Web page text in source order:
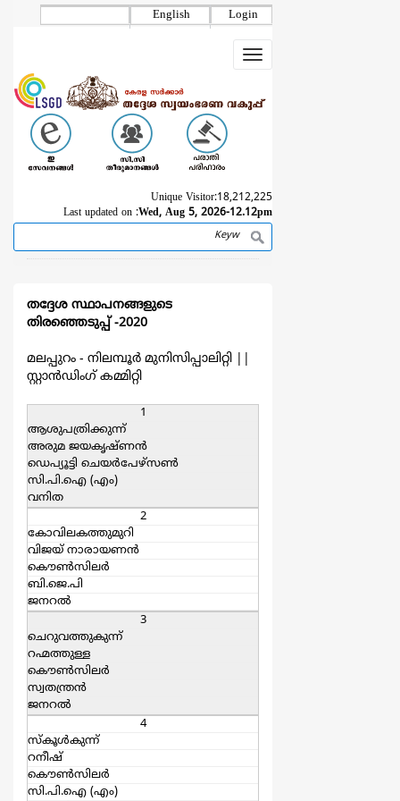
Login
English
Toggle
navigation
Unique Visitor:18,212,225
Last updated on :Wed, Aug 5, 2026-12.12pm
Search
തദ്ദേശ സ്ഥാപനങ്ങളുടെ
തിരഞ്ഞെടുപ്പ് -2020
മലപ്പുറം - നിലമ്പൂര്‍ മുനിസിപ്പാലിറ്റി
സ്റ്റാൻഡിംഗ് കമ്മിറ്റി
1
ആശുപത്രിക്കുന്ന്
അരുമ ജയകൃഷ്ണ‍ന്‍
ഡെപ്യൂട്ടി ചെയര്‍പേഴ്സണ്‍
സി.പി.ഐ (എം)
വനിത
2
കോവിലകത്തുമുറി
വിജയ് നാരായണന്‍
കൌൺസിലർ
ബി.ജെ.പി
ജനറല്‍
3
ചെറുവത്തുകുന്ന്
റഹ്മത്തുള്ള
കൌൺസിലർ
സ്വതന്ത്രന്‍
ജനറല്‍
4
സ്കൂള്‍കുന്ന്
റനീഷ്
കൌൺസിലർ
സി.പി.ഐ (എം)